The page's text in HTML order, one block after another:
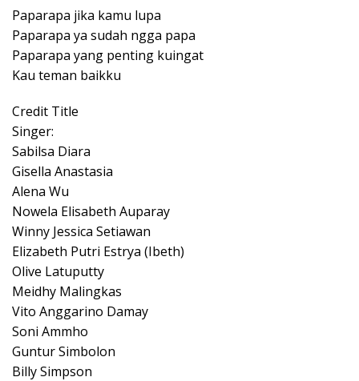
Paparapa jika kamu lupa
Paparapa ya sudah ngga papa
Paparapa yang penting kuingat
Kau teman baikku
Credit Title
Singer:
Sabilsa Diara
Gisella Anastasia
Alena Wu
Nowela Elisabeth Auparay
Winny Jessica Setiawan
Elizabeth Putri Estrya (Ibeth)
Olive Latuputty
Meidhy Malingkas
Vito Anggarino Damay
Soni Ammho
Guntur Simbolon
Billy Simpson